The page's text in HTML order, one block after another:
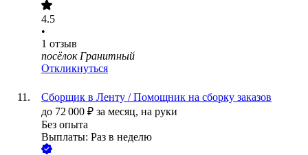
4.5
•
1 отзыв
посёлок Гранитный
Откликнуться
Сборщик в Ленту / Помощник на сборку заказов
до 72 000 ₽ за месяц, на руки
Без опыта
Выплаты: Раз в неделю